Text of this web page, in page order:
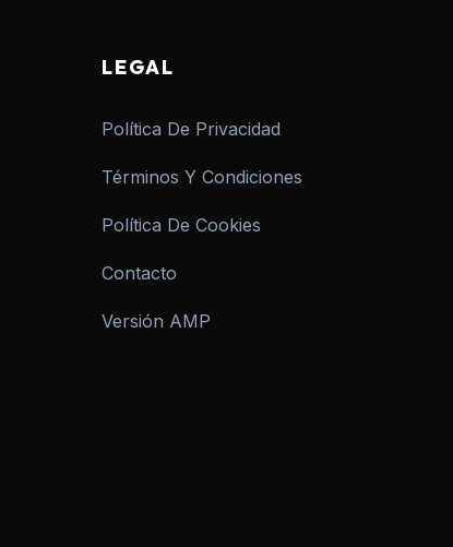
LEGAL
Política De Privacidad
Términos Y Condiciones
Política De Cookies
Contacto
Versión AMP